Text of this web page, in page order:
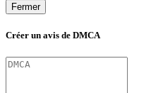
Fermer
Créer un avis de DMCA